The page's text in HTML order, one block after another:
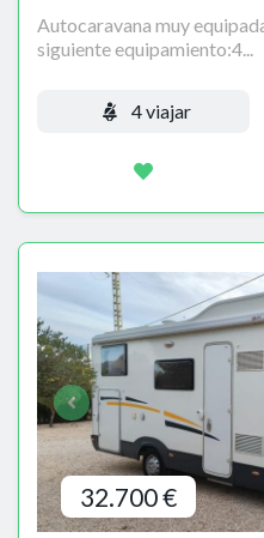
Autocaravana muy
siguiente equipamiento:4...
4 viajar
32.700 €